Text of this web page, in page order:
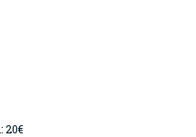
20€